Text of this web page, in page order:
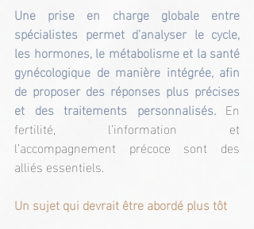
Une prise en charge globale entre
spécialistes permet d’analyser le cycle,
les hormones, le métabolisme et la santé
gynécologique de manière intégrée, afin
de proposer des réponses plus précises
et des traitements personnalisés. En
fertilité, l’information et
l’accompagnement précoce sont des
alliés essentiels.
Un sujet qui devrait être abordé plus tôt